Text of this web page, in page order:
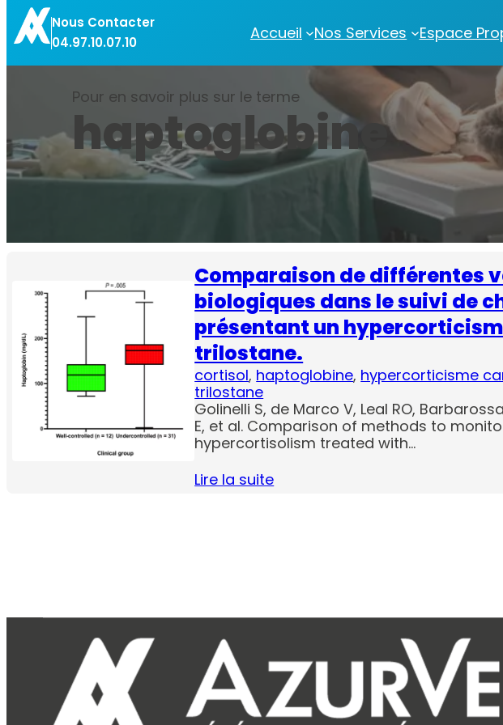
Aller
au
contenu
Nous Contacter
04.97.10.07.10
Accueil Nos Services Espace
Pour en savoir plus sur le terme
haptoglobine
Comparaison de différentes
biologiques dans le suivi de
présentant un
trilostane.
cortisol, haptoglobine, hypercorticisme
trilostane
Golinelli S, de Marco V, Leal RO,
E, et al. Comparison of methods to
hypercortisolism treated with…
Lire la suite